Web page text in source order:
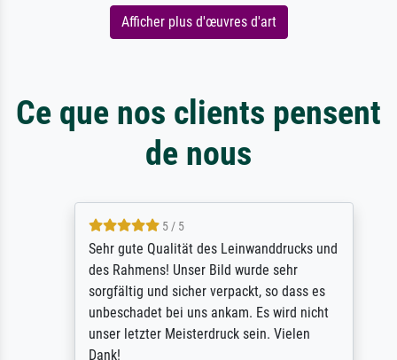
Afficher plus d'œuvres d'art
Ce que nos clients pensent
de nous
5 / 5
Sehr gute Qualität des Leinwanddrucks und
des Rahmens! Unser Bild wurde sehr
sorgfältig und sicher verpackt, so dass es
unbeschadet bei uns ankam. Es wird nicht
unser letzter Meisterdruck sein. Vielen
Dank!